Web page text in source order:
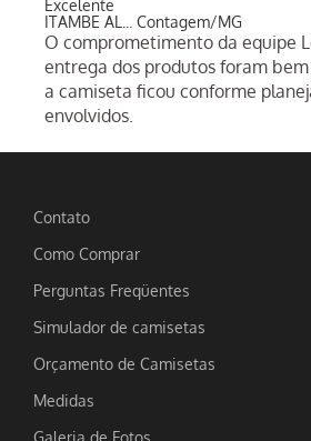
Excelente
ITAMBE AL... Contagem/MG
O comprometimento da equipe
entrega dos produtos foram
a camiseta ficou conforme
envolvidos.
Contato
Como Comprar
Perguntas Freqüentes
Simulador de camisetas
Orçamento de Camisetas
Medidas
Galeria de Fotos